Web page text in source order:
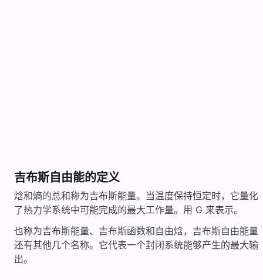
吉布斯自由能的定义
焓和熵的总和称为吉布斯能量。当温度保持恒定时，它量化
了热力学系统中可能完成的最大工作量。用 G 来表示。
也称为吉布斯能量、吉布斯函数和自由焓，吉布斯自由能量
还有其他几个名称。它代表一个封闭系统能够产生的最大输
出。